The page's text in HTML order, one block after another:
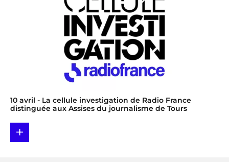
10 avril - La cellule investigation de Radio France
distinguée aux Assises du journalisme de Tours
+